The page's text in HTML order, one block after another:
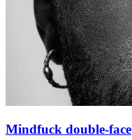
Mindfuck double-face